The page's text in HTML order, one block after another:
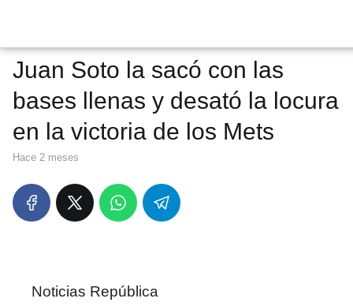
Juan Soto la sacó con las
bases llenas y desató la locura
en la victoria de los Mets
hace 2 meses
Noticias República